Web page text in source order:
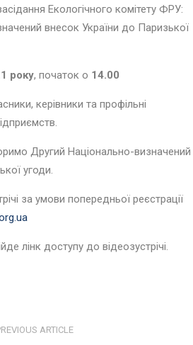
Екологічного комітету ФРУ:
внесок України до Паризької
року, початок о 14.00
керівники та профільні
Другий Національно-визначений
угоди.
за умови попередньої реєстрації
лінк доступу до відеозустрічі.
ARTICLE